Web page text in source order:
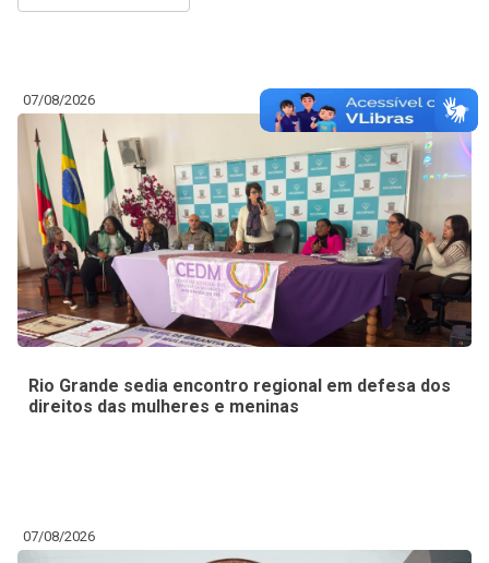
07/08/2026
Rio Grande sedia encontro regional em defesa dos
direitos das mulheres e meninas
07/08/2026